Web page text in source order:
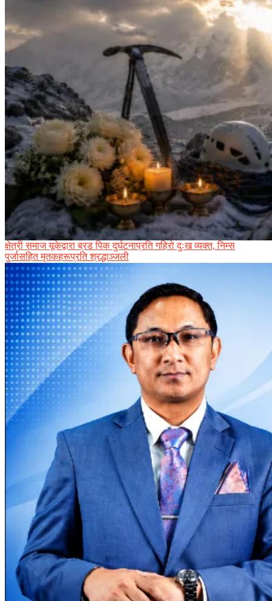
क्षेत्री समाज यूकेद्वारा ब्रड पिक दुर्घटनाप्रति गहिरो दुःख व्यक्त, निम्स
पुर्जासहित मृतकहरूप्रति श्रद्धाञ्जली